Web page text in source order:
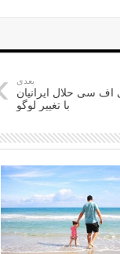
بعدی
اف سی حلال ایرانیان
با تغییر لوگو